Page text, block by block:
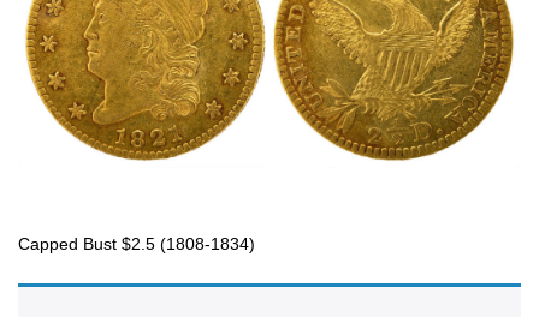
Capped Bust $2.5 (1808-1834)